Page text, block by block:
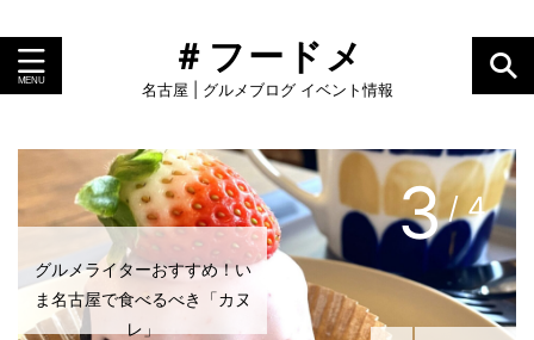
＃フードメ
名古屋 | グルメブログ イベント情報
グルメライターおすすめ！い
ま名古屋で食べるべき「カヌ
レ」
グルメライターおすすめ！い
ま名古屋で食べるべき「プリ
ン」
4/ 4